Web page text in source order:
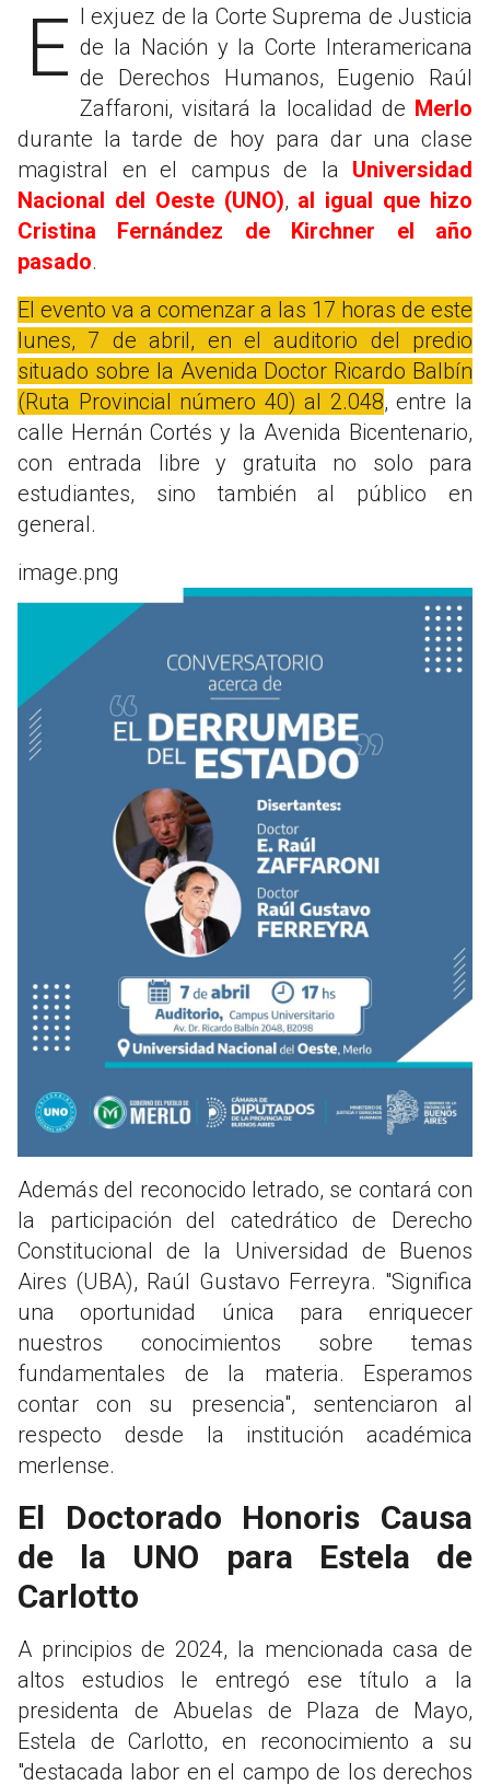
El exjuez de la Corte Suprema de Justicia de la Nación y la Corte Interamericana
de Derechos Humanos, Eugenio Raúl
Zaffaroni, visitará la localidad de Merlo
durante la tarde de hoy para dar una clase
magistral en el campus de la Universidad
Nacional del Oeste (UNO), al igual que hizo
Cristina Fernández de Kirchner el año
pasado.
El evento va a comenzar a las 17 horas de este
lunes, 7 de abril, en el auditorio del predio
situado sobre la Avenida Doctor Ricardo Balbín
(Ruta Provincial número 40) al 2.048, entre la
calle Hernán Cortés y la Avenida Bicentenario,
con entrada libre y gratuita no solo para
estudiantes, sino también al público en
general.
image.png
Además del reconocido letrado, se contará con
la participación del catedrático de Derecho
Constitucional de la Universidad de Buenos
Aires (UBA), Raúl Gustavo Ferreyra. "Significa
una oportunidad única para enriquecer
nuestros conocimientos sobre temas
fundamentales de la materia. Esperamos
contar con su presencia", sentenciaron al
respecto desde la institución académica
merlense.
El Doctorado Honoris Causa
de la UNO para Estela de
Carlotto
A principios de 2024, la mencionada casa de
altos estudios le entregó ese título a la
presidenta de Abuelas de Plaza de Mayo,
Estela de Carlotto, en reconocimiento a su
"destacada labor en el campo de los derechos